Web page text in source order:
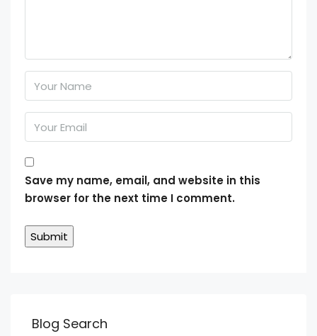
Save my name, email, and website in this
browser for the next time I comment.
Blog Search